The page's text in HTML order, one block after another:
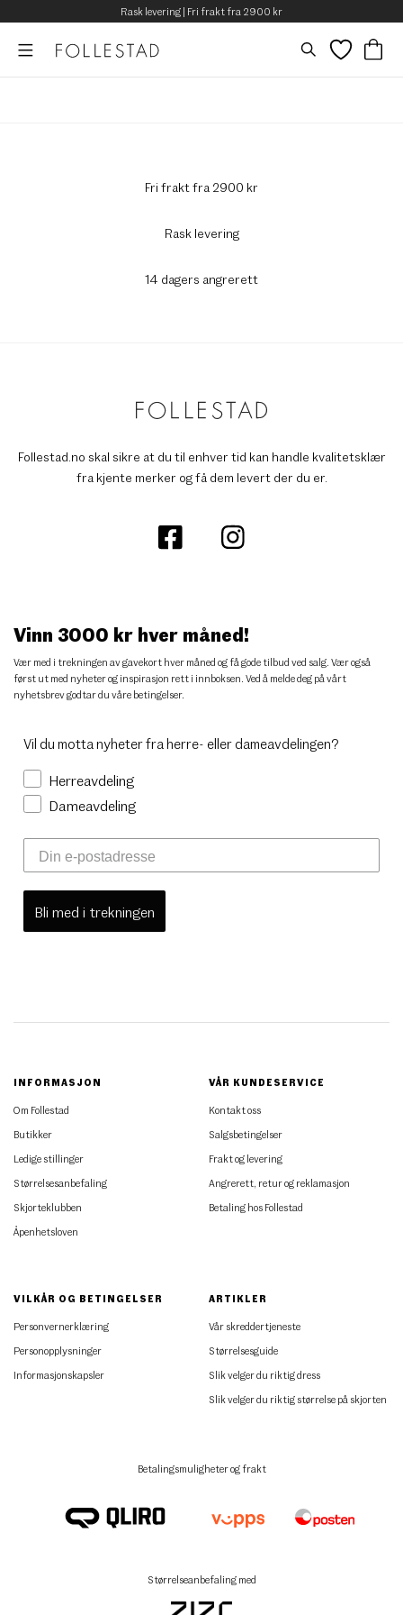
Rask levering | Fri frakt fra 2900 kr
Fri frakt fra 2900 kr
Rask levering
14 dagers angrerett
Follestad.no skal sikre at du til enhver tid kan handle kvalitetsklær
fra kjente merker og få dem levert der du er.
Vinn 3000 kr hver måned!
Vær med i trekningen av gavekort hver måned og få gode tilbud ved salg. Vær også
først ut med nyheter og inspirasjon rett i innboksen. Ved å melde deg på vårt
nyhetsbrev godtar du våre betingelser.
Vil du motta nyheter fra herre- eller dameavdelingen?
Herreavdeling
Dameavdeling
Bli med i trekningen
INFORMASJON
Om Follestad
Butikker
Ledige stillinger
Størrelsesanbefaling
Skjorteklubben
Åpenhetsloven
VÅR KUNDESERVICE
Kontakt oss
Salgsbetingelser
Frakt og levering
Angrerett, retur og reklamasjon
Betaling hos Follestad
VILKÅR OG BETINGELSER
Personvernerklæring
Personopplysninger
Informasjonskapsler
ARTIKLER
Vår skreddertjeneste
Størrelsesguide
Slik velger du riktig dress
Slik velger du riktig størrelse på skjorten
Betalingsmuligheter og frakt
Størrelseanbefaling med